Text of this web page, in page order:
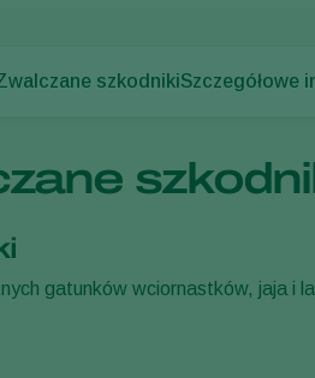
szkodnikiSzczegółowe
gatunków wciornastków, jaja i